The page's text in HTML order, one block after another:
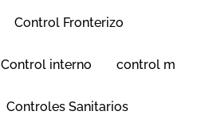
Control Fronterizo
Control interno control m
Controles Sanitarios